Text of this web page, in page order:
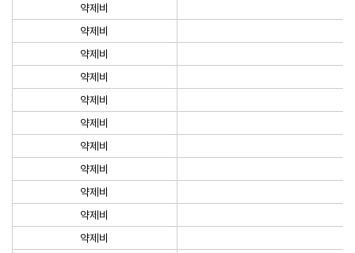
약제비
약제비
약제비
약제비
약제비
약제비
약제비
약제비
약제비
약제비
약제비